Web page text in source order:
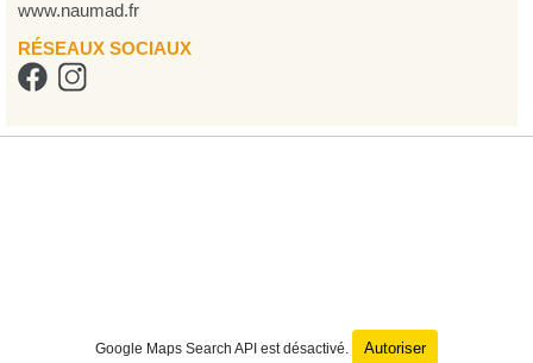
www.naumad.fr
RÉSEAUX SOCIAUX
Google Maps Search API est désactivé. Autoriser